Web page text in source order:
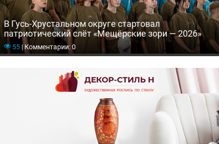
В Гусь-Хрустальном округе стартовал
патриотический слёт «Мещёрские зори — 2026»
55 |Комментарии: 0